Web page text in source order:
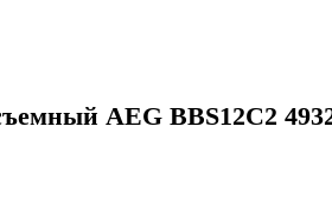
AEG BBS12C2